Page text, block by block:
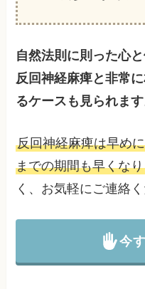
自然法則に則った心
反回神経麻痺と非常
るケースも見られます
反回神経麻痺は早め
までの期間も早くな
く、お気軽にご連絡く
今